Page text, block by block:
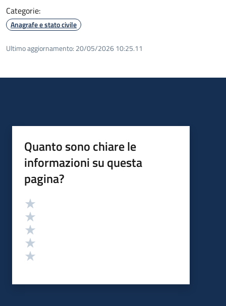
Categorie:
Anagrafe e stato civile
Ultimo aggiornamento: 20/05/2026 10:25.11
Quanto sono chiare le
informazioni su questa
pagina?
Valutazione